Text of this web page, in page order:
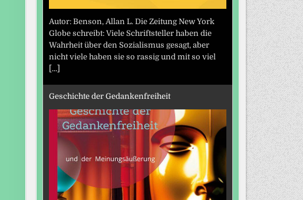
Autor: Benson, Allan L. Die Zeitung New York
Globe schreibt: Viele Schriftsteller haben die
Wahrheit über den Sozialismus gesagt, aber
nicht viele haben sie so rassig und mit so viel
[...]
Geschichte der Gedankenfreiheit